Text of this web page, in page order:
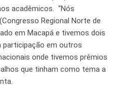
acadêmicos. “Nós
Regional Norte de
em Macapá e tivemos dois
participação em outros
onde tivemos prêmios
que tinham como tema a